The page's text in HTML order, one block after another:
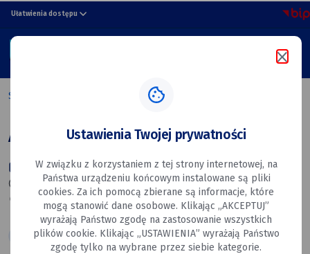
przejdź do nawigacji strony
przejdź do treści strony
przejdź do stopki strony
Apteka
ul.
Poniatowskiego
64
Ułatwienia dostępu
MENU
Strona główna Apteka ul. Poniatowskiego 64
Apteka ul. Poniatowskiego 64
25-05-2026 do 30-05-2026
20:00- 22:00
Poniatowskiego 64, Ryki
Apteka Dyżurna
Ustawienia Twojej prywatności
W związku z korzystaniem z tej strony internetowej, na
Państwa urządzeniu końcowym instalowane są pliki
cookies. Za ich pomocą zbierane są informacje, które
mogą stanowić dane osobowe. Klikając „AKCEPTUJ”
wyrażają Państwo zgodę na zastosowanie wszystkich
plików cookie. Klikając „USTAWIENIA” wyrażają Państwo
zgodę tylko na wybrane przez siebie kategorie.